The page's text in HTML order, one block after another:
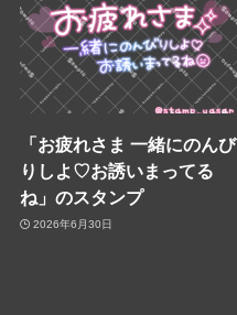
「お疲れさま 一緒にのんび
りしよ♡お誘いまってる
ね」のスタンプ
2026年6月30日